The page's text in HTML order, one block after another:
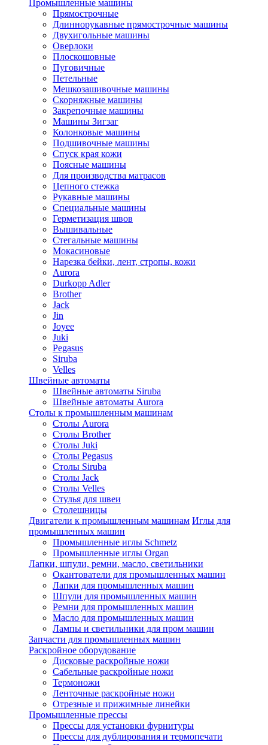
Промышленные машины
Прямострочные
Длиннорукавные прямострочные машины
Двухигольные машины
Оверлоки
Плоскошовные
Пуговичные
Петельные
Мешкозашивочные машины
Скорняжные машины
Закрепочные машины
Машины Зигзаг
Колонковые машины
Подшивочные машины
Спуск края кожи
Поясные машины
Для производства матрасов
Цепного стежка
Рукавные машины
Специальные машины
Герметизация швов
Вышивальные
Стегальные машины
Мокасиновые
Нарезка бейки, лент, стропы, кожи
Aurora
Durkopp Adler
Brother
Jack
Jin
Joyee
Juki
Pegasus
Siruba
Velles
Швейные автоматы
Швейные автоматы Siruba
Швейные автоматы Aurora
Столы к промышленным машинам
Столы Aurora
Столы Brother
Столы Juki
Столы Pegasus
Столы Siruba
Столы Jack
Столы Velles
Стулья для швеи
Столешницы
Двигатели к промышленным машинам Иглы для
промышленных машин
Промышленные иглы Schmetz
Промышленные иглы Organ
Лапки, шпули, ремни, масло, светильники
Окантователи для промышленных машин
Лапки для промышленных машин
Шпули для промышленных машин
Ремни для промышленных машин
Масло для промышленных машин
Лампы и светильники для пром машин
Запчасти для промышленных машин
Раскройное оборудование
Дисковые раскройные ножи
Сабельные раскройные ножи
Термоножи
Ленточные раскройные ножи
Отрезные и прижимные линейки
Промышленные прессы
Прессы для установки фурнитуры
Прессы для дублирования и термопечати